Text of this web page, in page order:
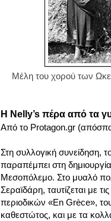
Μέλη του χορού των
Η Nelly’s πέρα από τα
Από το Protagon.gr
Στη συλλογική συνείδηση,
παραπέμπει στη δημιουργία
Μεσοπόλεμο. Στο μυαλό
Σεραϊδάρη, ταυτίζεται με
περιοδικών «En Grèce»,
καθεστώτος, και με τα